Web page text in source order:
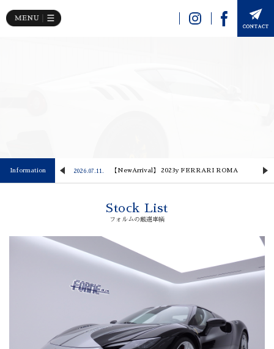
Information
Lusso 2026.07.11. 【NewArrival】 2023y FERRARI ROMA
Stock List
フォルムの厳選車輌